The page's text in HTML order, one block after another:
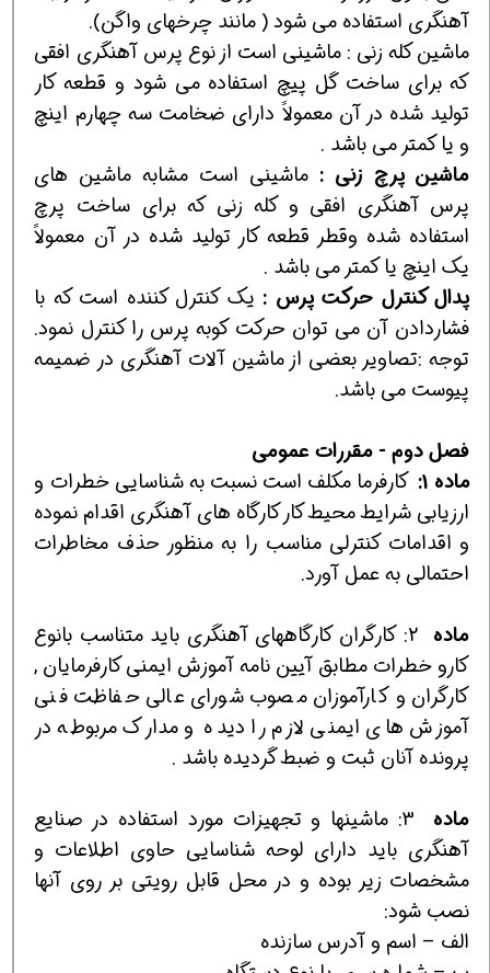
آهنگري استفاده مي شود ( مانند چرخهاي واگن).
ماشين كله زني : ماشيني است از نوع پرس آهنگري افقي
كه براي ساخت گل پيچ استفاده مي شود و قطعه كار
توليد شده در آن معمولاً داراي ضخامت سه چهارم اينچ
و يا كمتر مي باشد .
ماشين پرچ زني :ماشيني است مشابه ماشين هاي
پرس آهنگري افقي و كله زني كه براي ساخت پرچ
استفاده شده وقطر قطعه كار توليد شده در آن معمولاً
يك اينچ يا كمتر مي باشد .
پدالكنترل حركت پرس : يك كنترل كننده است كه با
فشاردادن آن مي توان حركت كوبه پرس را كنترل نمود.
توجه :تصاوير بعضي از ماشين آلات آهنگري در ضميمه
پيوست مي باشد.
فصلدوم- مقرراتعمومي
ماده 1:
كارفرما مكلف است نسبت به شناسايي خطرات و
ارزيابي شرايط محيط كار كارگاه هاي آهنگري اقدام نموده
و اقدامات كنترلي مناسب را به منظور حذف مخاطرات
احتمالي به عمل آورد.
ماده
كارگران كارگاههاي آهنگري بايد متناسب بانوع
كارو خطرات مطابق آيين نامه آموزش ايمني كارفرمايان ,
كارگران و كارآموزان مصوب شوراي عالي حفاظت فني
آموزش هاي ايمني لازم را ديده و مدارك مربوطه در
پرونده آنان ثبت و ضبط گرديده باشد .
ماده
3: ماشينها و تجهيزات مورد استفاده در صنايع
آهنگري بايد داراي لوحه شناسايي حاوي اطلاعات و
مشخصات زير بوده و در محل قابل رويتي بر روي آنها
نصب شود:
الف – اسم و آدرس سازنده